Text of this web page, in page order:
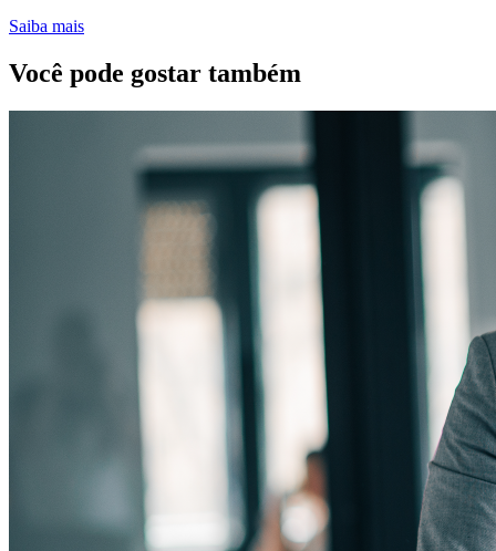
Saiba mais
Você pode gostar também